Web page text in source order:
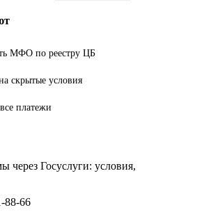
МФО по реестру ЦБ
скрытые условия
платежи
через Госуслуги: условия,
88-66